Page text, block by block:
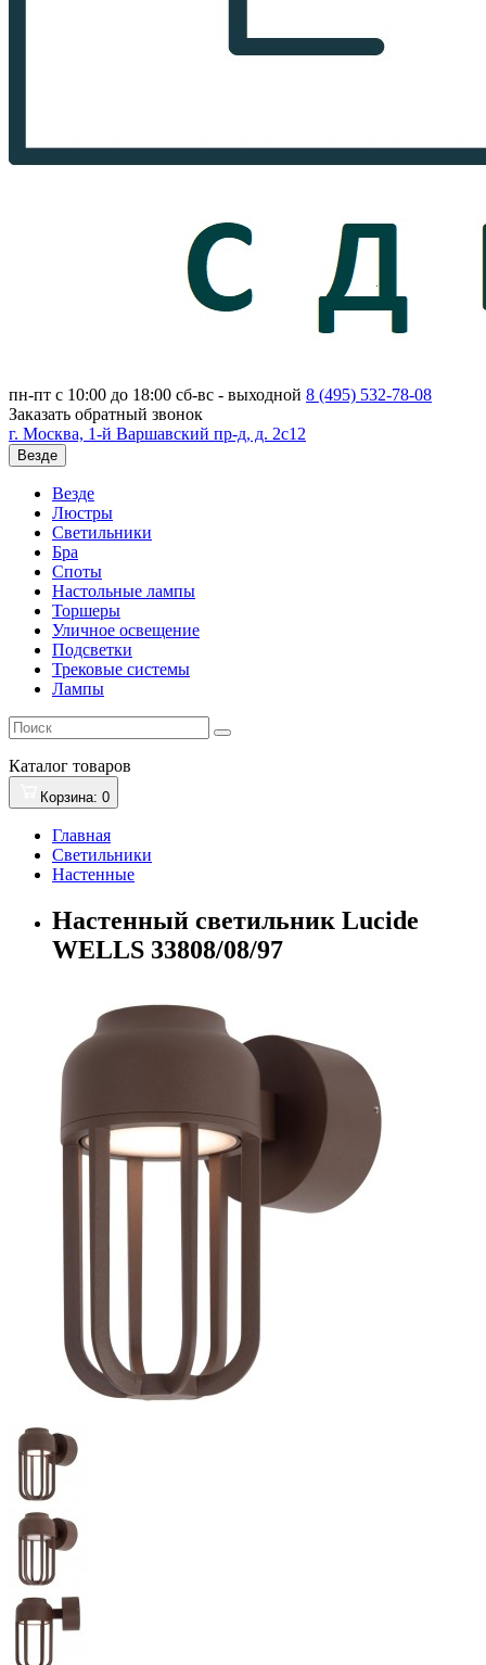
пн-пт с 10:00 до 18:00 сб-вс - выходной 8 (495) 532-78-08
Заказать обратный звонок
г. Москва, 1-й Варшавский пр-д, д. 2с12
Везде
Везде
Люстры
Светильники
Бра
Споты
Настольные лампы
Торшеры
Уличное освещение
Подсветки
Трековые системы
Лампы
Каталог товаров
Корзина: 0
Главная
Светильники
Настенные
Настенный светильник Lucide
WELLS 33808/08/97